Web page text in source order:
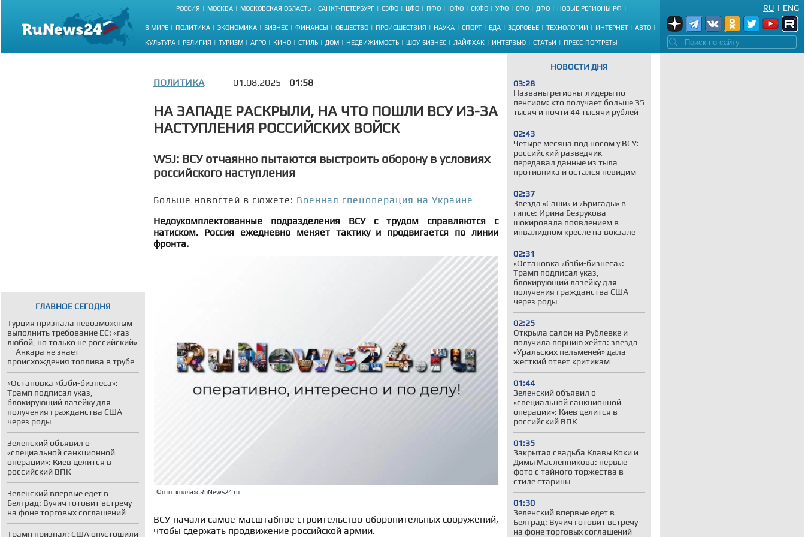
РОССИЯ МОСКВА МОСКОВСКАЯ ОБЛАСТЬ САНКТ-ПЕТЕРБУРГ СЗФО ЦФО ПФО ЮФО СКФО УФО СФО ДФО НОВЫЕ РЕГИОНЫ РФ
В МИРЕ ПОЛИТИКА ЭКОНОМИКА БИЗНЕС ФИНАНСЫ ОБЩЕСТВО ПРОИСШЕСТВИЯ НАУКА СПОРТ ЕДА ЗДОРОВЬЕ ТЕХНОЛОГИИ ИНТЕРНЕТ АВТО
КУЛЬТУРА РЕЛИГИЯ ТУРИЗМ АГРО КИНО СТИЛЬ ДОМ НЕДВИЖИМОСТЬ ШОУ-БИЗНЕС ЛАЙФХАК ИНТЕРВЬЮ СТАТЬИ ПРЕСС-ПОРТРЕТЫ
ENG
|
RU
ГЛАВНОЕ СЕГОДНЯ
Турция признала невозможным
выполнить требование ЕС: «газ
любой, но только не российский»
— Анкара не знает
происхождения топлива в трубе
«Остановка «бэби-бизнеса»:
Трамп подписал указ,
блокирующий лазейку для
получения гражданства США
через роды
Зеленский объявил о
«специальной санкционной
операции»: Киев целится в
российский ВПК
Зеленский впервые едет в
Белград: Вучич готовит встречу
на фоне торговых соглашений
Трамп признал: США опустошили
НОВОСТИ ДНЯ
03:28
Названы регионы-лидеры по
пенсиям: кто получает больше 35
тысяч и почти 44 тысячи рублей
02:43
Четыре месяца под носом у ВСУ:
российский разведчик
передавал данные из тыла
противника и остался невидим
02:37
Звезда «Саши» и «Бригады» в
гипсе: Ирина Безрукова
шокировала появлением в
инвалидном кресле на вокзале
02:31
«Остановка «бэби-бизнеса»:
Трамп подписал указ,
блокирующий лазейку для
получения гражданства США
через роды
02:25
Открыла салон на Рублевке и
получила порцию хейта: звезда
«Уральских пельменей» дала
жесткий ответ критикам
01:44
Зеленский объявил о
«специальной санкционной
операции»: Киев целится в
российский ВПК
01:35
Закрытая свадьба Клавы Коки и
Димы Масленникова: первые
фото с тайного торжества в
стиле старины
01:30
Зеленский впервые едет в
Белград: Вучич готовит встречу
на фоне торговых соглашений
ПОЛИТИКА 01.08.2025 - 01:58
НА ЗАПАДЕ РАСКРЫЛИ, НА ЧТО ПОШЛИ ВСУ ИЗ-ЗА
НАСТУПЛЕНИЯ РОССИЙСКИХ ВОЙСК
WSJ: ВСУ отчаянно пытаются выстроить оборону в условиях
российского наступления
Больше новостей в сюжете: Военная спецоперация на Украине
Недоукомплектованные подразделения ВСУ с трудом справляются с
натиском. Россия ежедневно меняет тактику и продвигается по линии
фронта.
Фото: коллаж RuNews24.ru
ВСУ начали самое масштабное строительство оборонительных сооружений,
чтобы сдержать продвижение российской армии.